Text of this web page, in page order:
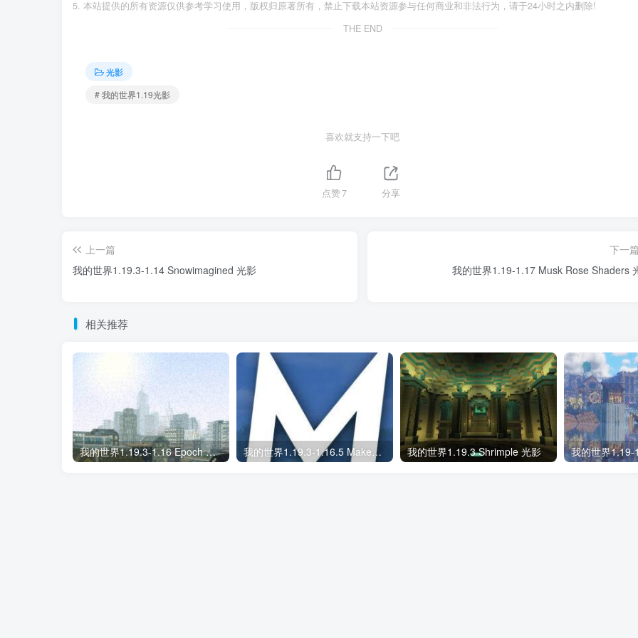
本站提供的所有资源仅供参考学习使用，版权归原著所有，禁止下载本站资源参与任何商业和非法行为，请于24小时之内删除!
THE END
光影
# 我的世界1.19光影
喜欢就支持一下吧
点赞7 分享
上一篇
我的世界1.19.3-1.14 Snowimagined 光影
下一篇
我的世界1.19-1.17 Musk Rose Shaders
相关推荐
我的世界1.19.3-1.16 Epoch 光影 我的世界1.19.3-1.16.5 MakeUp – Ultra Fast 光影 我的世界1.19.3 Shrimple 光影